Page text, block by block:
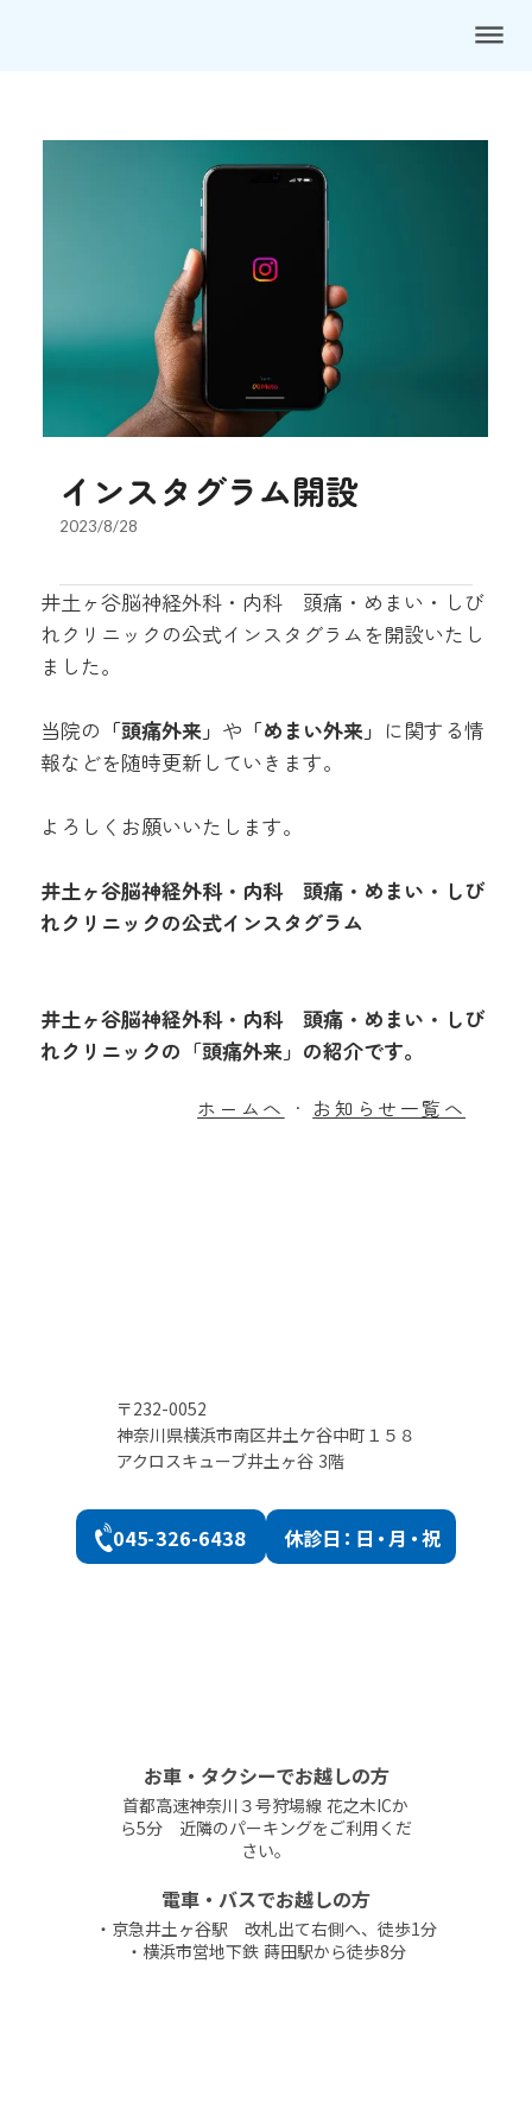
dehaze
2023/8/28
インスタグラム開設
井土ヶ谷脳神経外科・内科 頭痛・めまい・しび
れクリニックの公式インスタグラムを開設いたし
ました。
当院の 「頭痛外来」 や 「めまい外来」 に関する情
報などを随時更新していきます。
よろしくお願いいたします。
井土ヶ谷脳神経外科・内科 頭痛・めまい・しび
れクリニックの公式インスタグラム
井土ヶ谷脳神経外科・内科 頭痛・めまい・しび
れクリニックの「頭痛外来」の紹介です。
ホームへ ・ お知らせ一覧へ
〒232-0052
神奈川県横浜市南区井土ケ谷中町１５８
アクロスキューブ井土ヶ谷 3階
045-326-6438 休診日：日・月・祝
お車・タクシーでお越しの方
首都高速神奈川３号狩場線 花之木ICか
ら5分 近隣のパーキングをご利用くだ
さい。
電車・バスでお越しの方
・京急井土ヶ谷駅 改札出て右側へ、徒歩1分
・横浜市営地下鉄 蒔田駅から徒歩8分